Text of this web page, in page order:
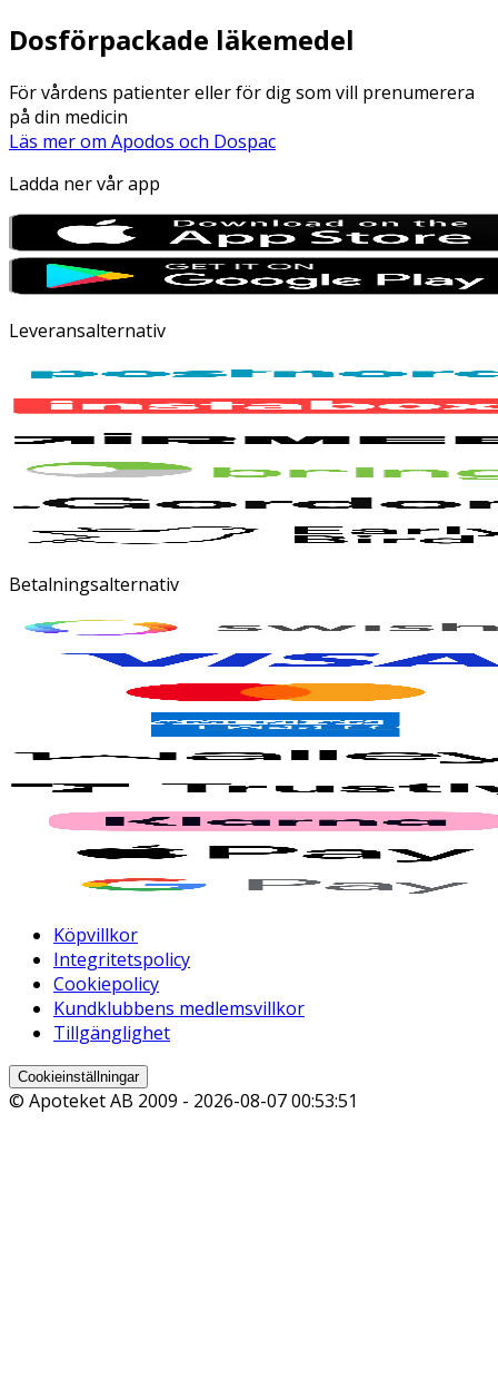
Dosförpackade läkemedel
För vårdens patienter eller för dig som vill prenumerera
på din medicin
Läs mer om Apodos och Dospac
Ladda ner vår app
Leveransalternativ
Betalningsalternativ
Köpvillkor
Integritetspolicy
Cookiepolicy
Kundklubbens medlemsvillkor
Tillgänglighet
Cookieinställningar
© Apoteket AB 2009 - 2026-08-07 00:53:51